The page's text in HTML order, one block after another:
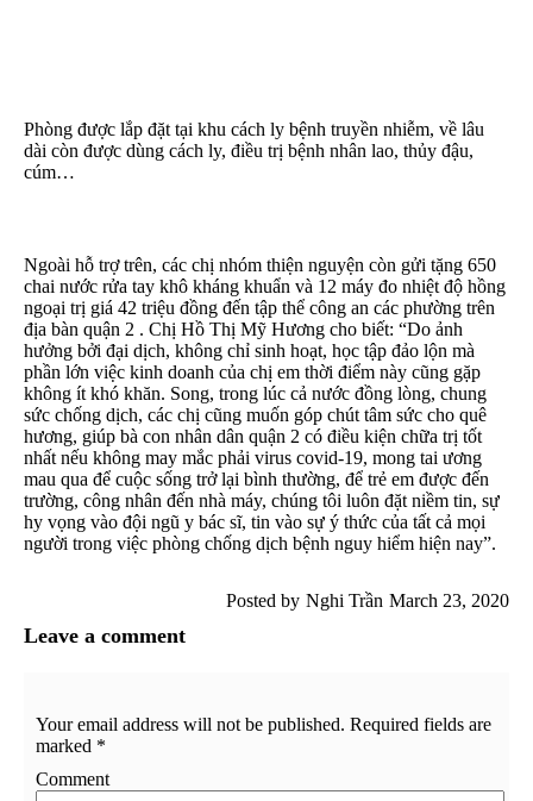
Phòng được lắp đặt tại khu cách ly bệnh truyền nhiễm, về lâu
dài còn được dùng cách ly, điều trị bệnh nhân lao, thủy đậu,
cúm…
Ngoài hỗ trợ trên, các chị nhóm thiện nguyện còn gửi tặng 650
chai nước rửa tay khô kháng khuẩn và 12 máy đo nhiệt độ hồng
ngoại trị giá 42 triệu đồng đến tập thể công an các phường trên
địa bàn quận 2 . Chị Hồ Thị Mỹ Hương cho biết: “Do ảnh
hưởng bởi đại dịch, không chỉ sinh hoạt, học tập đảo lộn mà
phần lớn việc kinh doanh của chị em thời điểm này cũng gặp
không ít khó khăn. Song, trong lúc cả nước đồng lòng, chung
sức chống dịch, các chị cũng muốn góp chút tâm sức cho quê
hương, giúp bà con nhân dân quận 2 có điều kiện chữa trị tốt
nhất nếu không may mắc phải virus covid-19, mong tai ương
mau qua để cuộc sống trở lại bình thường, để trẻ em được đến
trường, công nhân đến nhà máy, chúng tôi luôn đặt niềm tin, sự
hy vọng vào đội ngũ y bác sĩ, tin vào sự ý thức của tất cả mọi
người trong việc phòng chống dịch bệnh nguy hiểm hiện nay”.
Posted by Nghi Trần March 23, 2020
Leave a comment
Your email address will not be published. Required fields are
marked *
Comment